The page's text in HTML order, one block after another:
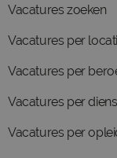
Vacatures zoeken
Vacatures per
Vacatures per
Vacatures per
Vacatures per